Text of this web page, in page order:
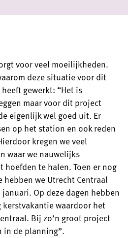
voor veel moeilijkheden.
deze situatie voor dit
gewerkt: “Het is
maar voor dit project
eigenlijk wel goed uit. Er
op het station en ook reden
kregen we veel
waar we nauwelijks
te halen. Toen er nog
hebben we Utrecht Centraal
Op deze dagen hebben
kerstvakantie waardoor het
Bij zo’n groot project
in de planning”.